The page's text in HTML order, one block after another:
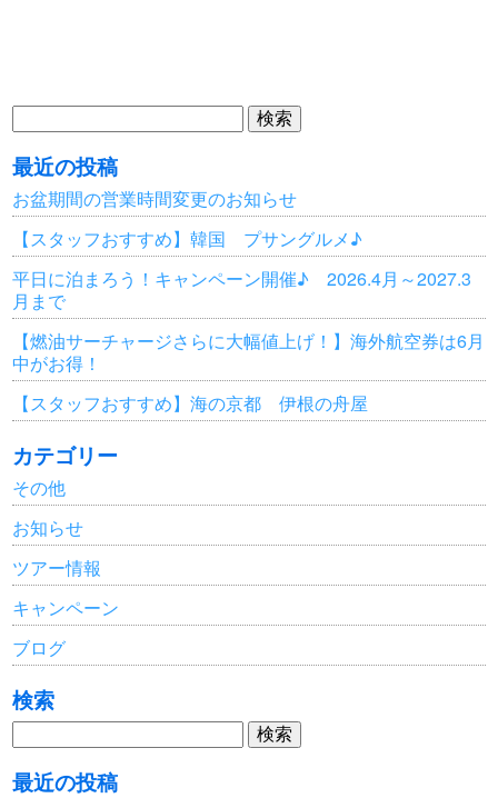
検
索:
最近の投稿
お盆期間の営業時間変更のお知らせ
【スタッフおすすめ】韓国 プサングルメ♪
平日に泊まろう！キャンペーン開催♪ 2026.4月～2027.3
月まで
【燃油サーチャージさらに大幅値上げ！】海外航空券は6月
中がお得！
【スタッフおすすめ】海の京都 伊根の舟屋
カテゴリー
その他
お知らせ
ツアー情報
キャンペーン
ブログ
検索
検
索:
最近の投稿